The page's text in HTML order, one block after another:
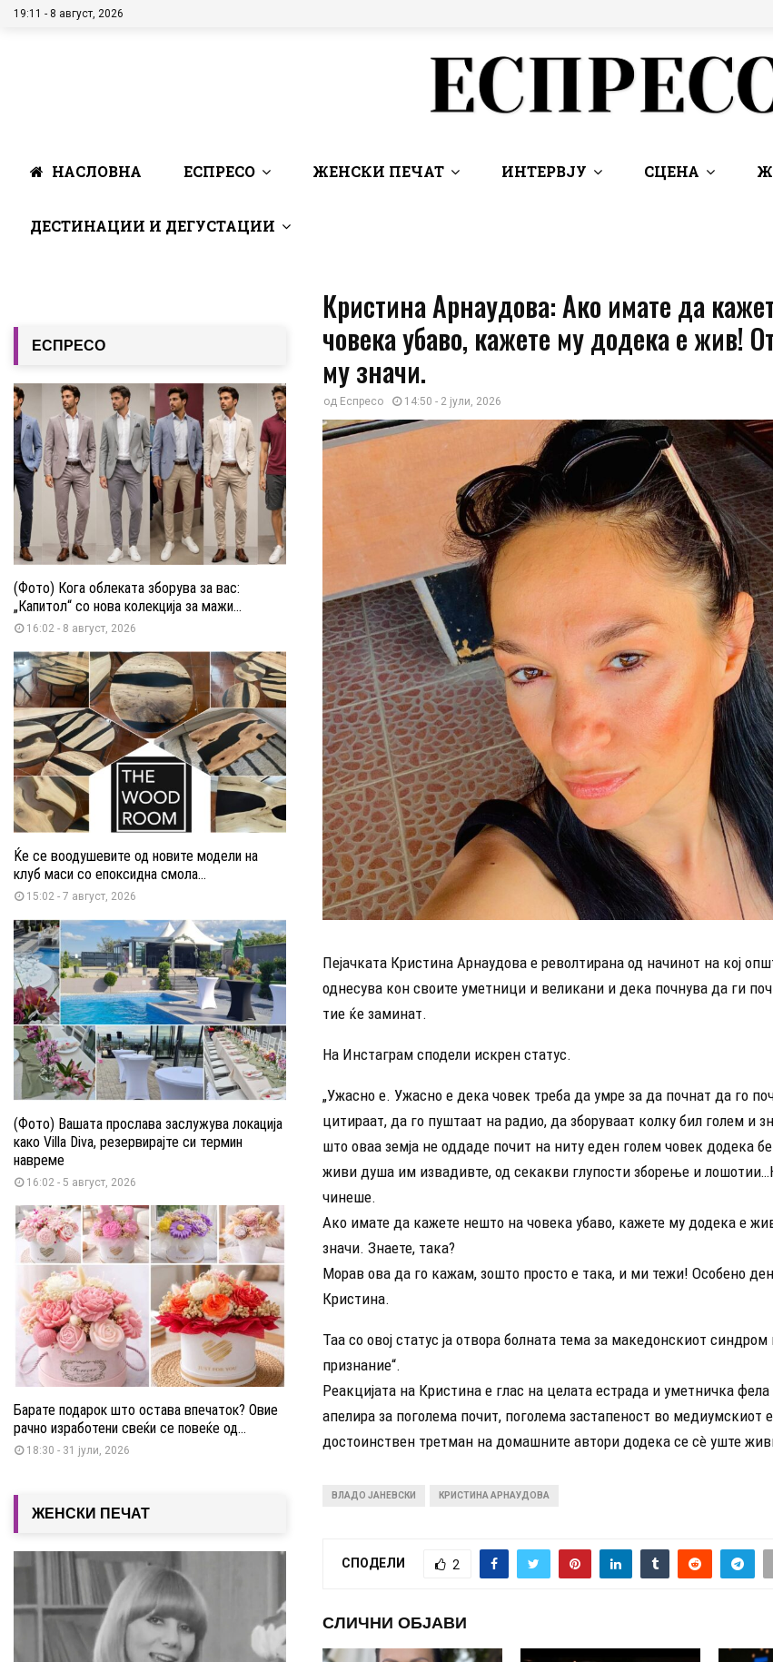
19:11 - 8 август, 2026
НАСЛОВНА ЕСПРЕСО ЖЕНСКИ ПЕЧАТ ИНТЕРВЈУ СЦЕНА
ДЕСТИНАЦИИ И ДЕГУСТАЦИИ
Кристина Арнаудова: Ако имате да
човека убаво, кажете му додека е жив!
му значи.
од Еспресо 14:50 - 2 јули, 2026
Пејачката Кристина Арнаудова е револтирана од начинот на кој
однесува кон своите уметници и великани и дека почнува да ги
тие ќе заминат.
На Инстаграм сподели искрен статус.
„Ужасно е. Ужасно е дека човек треба да умре за да почнат да го
цитираат, да го пуштаат на радио, да зборуваат колку бил голем и
што оваа земја не оддаде почит на ниту еден голем човек додека
живи душа им извадивте, од секакви глупости зборење и
чинеше.
Ако имате да кажете нешто на човека убаво, кажете му додека е
значи. Знаете, така?
Морав ова да го кажам, зошто просто е така, и ми тежи! Особено
Кристина.
Таа со овој статус ја отвора болната тема за македонскиот
признание“.
Реакцијата на Кристина е глас на целата естрада и уметничка фела
апелира за поголема почит, поголема застапеност во медиумскиот
достоинствен третман на домашните автори додека се сè уште
ВЛАДО ЈАНЕВСКИ КРИСТИНА АРНАУДОВА
СПОДЕЛИ 2
СЛИЧНИ ОБЈАВИ
ЕСПРЕСО
(Фото) Кога облеката зборува за вас:
„Капитол“ со нова колекција за мажи...
16:02 - 8 август, 2026
Ќе се воодушевите од новите модели на
клуб маси со епоксидна смола...
15:02 - 7 август, 2026
(Фото) Вашата прослава заслужува локација
како Villa Diva, резервирајте си термин
навреме
16:02 - 5 август, 2026
Барате подарок што остава впечаток? Овие
рачно изработени свеќи се повеќе од...
18:30 - 31 јули, 2026
ЖЕНСКИ ПЕЧАТ